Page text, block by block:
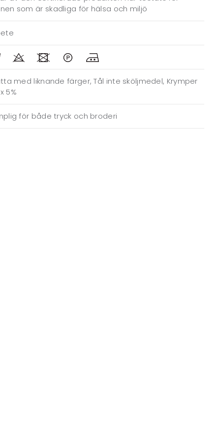
som är skadliga för hälsa och miljö
med liknande färger, Tål inte sköljmedel, Krymper
5%
för både tryck och broderi